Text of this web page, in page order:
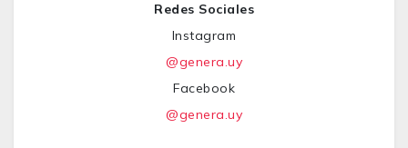
Redes Sociales
Instagram
@genera.uy
Facebook
@genera.uy